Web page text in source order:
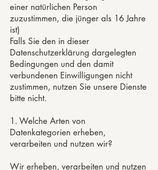
einer natürlichen Person
zuzustimmen, die jünger als 16 Jahre
ist)
Falls Sie den in dieser
Datenschutzerklärung dargelegten
Bedingungen und den damit
verbundenen Einwilligungen nicht
zustimmen, nutzen Sie unsere Dienste
bitte nicht.
1. Welche Arten von
Datenkategorien erheben,
verarbeiten und nutzen wir?
Wir erheben, verarbeiten und nutzen